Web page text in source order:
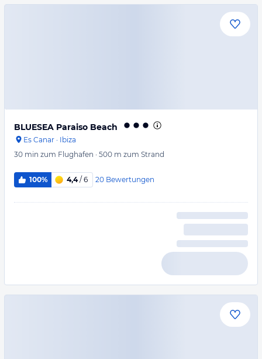
BLUESEA Paraiso Beach
Es Canar · Ibiza
30 min zum Flughafen · 500 m zum Strand
100% 4,4/ 6 20 Bewertungen